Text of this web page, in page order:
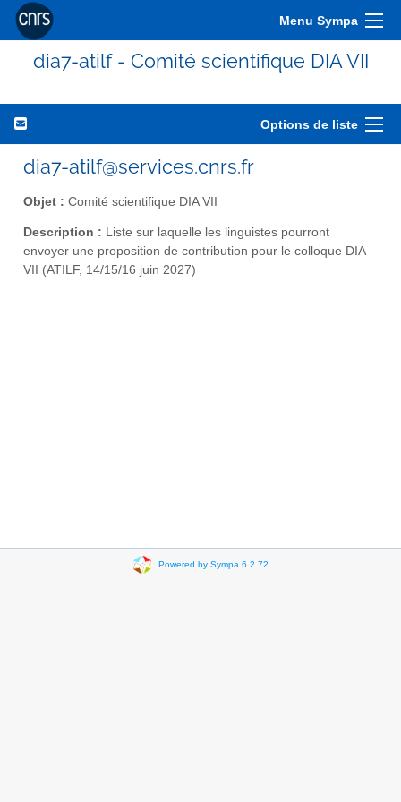
Menu Sympa
dia7-atilf - Comité scientifique DIA VII
Options de liste
dia7-atilf@services.cnrs.fr
Objet : Comité scientifique DIA VII
Description : Liste sur laquelle les linguistes pourront
envoyer une proposition de contribution pour le colloque DIA
VII (ATILF, 14/15/16 juin 2027)
Powered by Sympa 6.2.72